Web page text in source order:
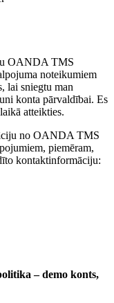
OANDA TMS
noteikumiem
lai sniegtu man
konta pārvaldībai. Es
atteikties.
no OANDA TMS
piemēram,
kontaktinformāciju:
– demo konts,